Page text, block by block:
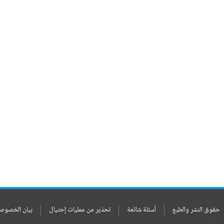
حقوق النشر والطبع أسئلة شائعة تحذير من عمليات إحتيال بيان